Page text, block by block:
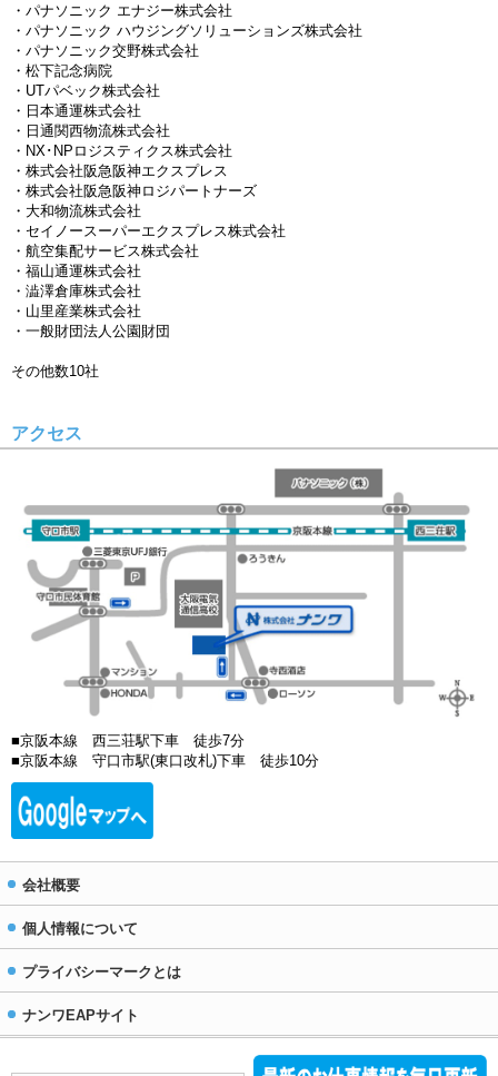
・パナソニック エナジー株式会社
・パナソニック ハウジングソリューションズ株式会社
・パナソニック交野株式会社
・松下記念病院
・UTパベック株式会社
・日本通運株式会社
・日通関西物流株式会社
・NX･NPロジスティクス株式会社
・株式会社阪急阪神エクスプレス
・株式会社阪急阪神ロジパートナーズ
・大和物流株式会社
・セイノースーパーエクスプレス株式会社
・航空集配サービス株式会社
・福山通運株式会社
・澁澤倉庫株式会社
・山里産業株式会社
・一般財団法人公園財団
その他数10社
アクセス
■京阪本線 西三荘駅下車 徒歩7分
■京阪本線 守口市駅(東口改札)下車 徒歩10分
会社概要
個人情報について
プライバシーマークとは
ナンワEAPサイト